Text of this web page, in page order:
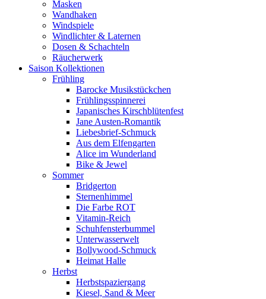
Masken
Wandhaken
Windspiele
Windlichter & Laternen
Dosen & Schachteln
Räucherwerk
Saison Kollektionen
Frühling
Barocke Musikstückchen
Frühlingsspinnerei
Japanisches Kirschblütenfest
Jane Austen-Romantik
Liebesbrief-Schmuck
Aus dem Elfengarten
Alice im Wunderland
Bike & Jewel
Sommer
Bridgerton
Sternenhimmel
Die Farbe ROT
Vitamin-Reich
Schuhfensterbummel
Unterwasserwelt
Bollywood-Schmuck
Heimat Halle
Herbst
Herbstspaziergang
Kiesel, Sand & Meer